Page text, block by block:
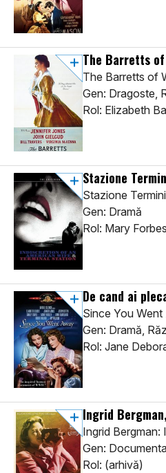
The Barretts
The Barretts of
Gen: Dragoste,
Rol: Elizabeth
Stazione
Stazione Termini
Gen: Dramă
Rol: Mary Forbes
De cand ai
Since You
Gen: Dramă,
Rol: Jane
Ingrid
Ingrid Bergman:
Gen:
Rol: (arhivă)